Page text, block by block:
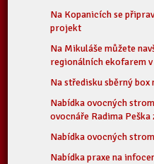
Na Kopanicích se
projekt
Na Mikuláše můžete
regionálních ekofarem
Na středisku sběrný
Nabídka ovocných
ovocnáře Radima
Nabídka ovocných
Nabídka praxe na